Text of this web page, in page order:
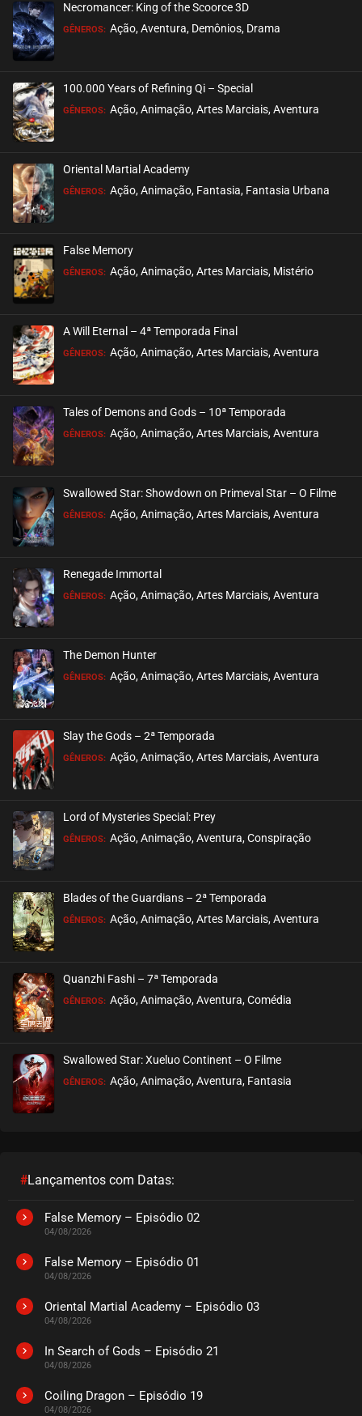
ASSISTIDO
Dragon Raja (1ª e 2ª Temporada)
EPISÓDIO 13
setembro 05, 2023
ASSISTIDO
EPISÓDIO 12
Dragon Raja (1ª e 2ª Temporada)
ASSISTIDO
Dragon Raja (1ª e 2ª Temporada)
EPISÓDIO 10
agosto 24, 2023
EPISÓDIO 09
Dragon Raja (1ª e 2ª Temporada)
ASSISTIDO
Dragon Raja (1ª e 2ª Temporada)
EPISÓDIO 07
agosto 08, 2023
ASSISTIDO
EPISÓDIO 06
agosto 08, 2023
Dragon Raja (1ª e 2ª Temporada)
ASSISTIDO
Dragon Raja (1ª e 2ª Temporada)
EPISÓDIO 04
agosto 01, 2023
EPISÓDIO 03
Dragon Raja (1ª e 2ª Temporada)
ASSISTIDO
Dragon Raja (1ª e 2ª Temporada)
EPISÓDIO 01
julho 25, 2023
Dragon Raja (1ª e 2ª Temporada)
EPISÓDIO 00
Necromancer: King of the Scoorce 3D
GÊNEROS: Ação, Aventura, Demônios, Drama
100.000 Years of Refining Qi – Special
GÊNEROS: Ação, Animação, Artes Marciais, Aventura
Oriental Martial Academy
GÊNEROS: Ação, Animação, Fantasia, Fantasia Urbana
False Memory
GÊNEROS: Ação, Animação, Artes Marciais, Mistério
A Will Eternal – 4ª Temporada Final
GÊNEROS: Ação, Animação, Artes Marciais, Aventura
Tales of Demons and Gods – 10ª Temporada
GÊNEROS: Ação, Animação, Artes Marciais, Aventura
Swallowed Star: Showdown on Primeval Star – O Filme
GÊNEROS: Ação, Animação, Artes Marciais, Aventura
Renegade Immortal
GÊNEROS: Ação, Animação, Artes Marciais, Aventura
The Demon Hunter
GÊNEROS: Ação, Animação, Artes Marciais, Aventura
Slay the Gods – 2ª Temporada
GÊNEROS: Ação, Animação, Artes Marciais, Aventura
Lord of Mysteries Special: Prey
GÊNEROS: Ação, Animação, Aventura, Conspiração
Blades of the Guardians – 2ª Temporada
GÊNEROS: Ação, Animação, Artes Marciais, Aventura
Quanzhi Fashi – 7ª Temporada
GÊNEROS: Ação, Animação, Aventura, Comédia
Swallowed Star: Xueluo Continent – O Filme
GÊNEROS: Ação, Animação, Aventura, Fantasia
#Lançamentos com Datas:
False Memory – Episódio 02
04/08/2026
False Memory – Episódio 01
04/08/2026
Oriental Martial Academy – Episódio 03
04/08/2026
In Search of Gods – Episódio 21
04/08/2026
Coiling Dragon – Episódio 19
04/08/2026